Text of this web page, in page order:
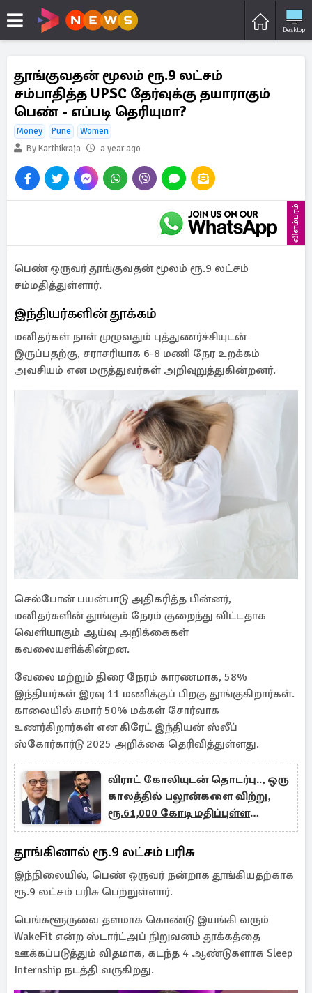
Desktop
தூங்குவதன் மூலம் ரூ.9 லட்சம்
சம்பாதித்த UPSC தேர்வுக்கு தயாராகும்
பெண் - எப்படி தெரியுமா?
Money Pune
Women
By Karthikraja
a year ago
விளம்பரம்
பெண் ஒருவர் தூங்குவதன் மூலம் ரூ.9 லட்சம்
சம்மதித்துள்ளார்.
இந்தியர்களின் தூக்கம்
மனிதர்கள் நாள் முழுவதும் புத்துணர்ச்சியுடன்
இருப்பதற்கு, சராசரியாக 6-8 மணி நேர உறக்கம்
அவசியம் என மருத்துவர்கள் அறிவுறுத்துகின்றனர்.
செல்போன் பயன்பாடு அதிகரித்த பின்னர்,
மனிதர்களின் தூங்கும் நேரம் குறைந்து விட்டதாக
வெளியாகும் ஆய்வு அறிக்கைகள்
கவலையளிக்கின்றன.
வேலை மற்றும் திரை நேரம் காரணமாக, 58%
இந்தியர்கள் இரவு 11 மணிக்குப் பிறகு தூங்குகிறார்கள்.
காலையில் சுமார் 50% மக்கள் சோர்வாக
உணர்கிறார்கள் என கிரேட் இந்தியன் ஸ்லீப்
ஸ்கோர்கார்டு 2025 அறிக்கை தெரிவித்துள்ளது.
விராட் கோலியுடன் தொடர்பு.., ஒரு
காலத்தில் பலூன்களை விற்று,
ரூ.61,000 கோடி மதிப்புள்ள
நிறுவனத்தை உருவாக்கியவர்
யார்?
தூங்கினால் ரூ.9 லட்சம் பரிசு
இந்நிலையில், பெண் ஒருவர் நன்றாக தூங்கியதற்காக
ரூ.9 லட்சம் பரிசு பெற்றுள்ளார்.
பெங்களூருவை தளமாக கொண்டு இயங்கி வரும்
WakeFit என்ற ஸ்டார்ட்அப் நிறுவனம் தூக்கத்தை
ஊக்கப்படுத்தும் விதமாக, கடந்த 4 ஆண்டுகளாக Sleep
Internship நடத்தி வருகிறது.